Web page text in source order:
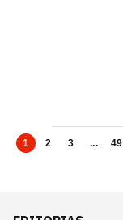
1 2 3 ... 49